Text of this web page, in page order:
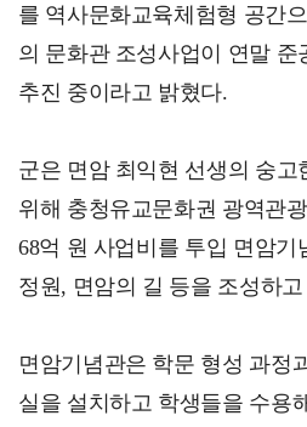
를 역사문화교육체험형 공간
의 문화관 조성사업이 연말 준
추진 중이라고 밝혔다.
군은 면암 최익현 선생의 숭고
위해 충청유교문화권 광역관
68억 원 사업비를 투입 면암기
정원, 면암의 길 등을 조성하
면암기념관은 학문 형성 과정
실을 설치하고 학생들을 수용